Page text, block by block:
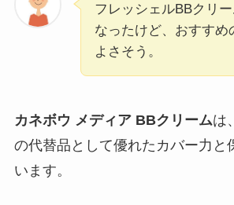
フレッシェルBBクリ
なったけど、おすすめ
よさそう。
カネボウ メディア BBクリームは
の代替品として優れたカバー力と
います。